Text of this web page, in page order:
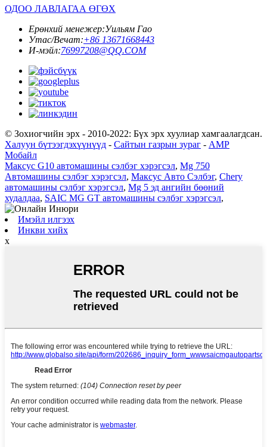
ОДОО ЛАВЛАГАА ӨГӨХ
Ерөнхий менежер:Уильям Гао
Утас/Вечат:+86 13671668443
И-мэйл:76997208@QQ.COM
© Зохиогчийн эрх - 2010-2022: Бүх эрх хуулиар хамгаалагдсан.
Халуун бүтээгдэхүүнүүд - Сайтын газрын зураг - AMP
Мобайл
Максус G10 автомашины сэлбэг хэрэгсэл, Mg 750
Автомашины сэлбэг хэрэгсэл, Максус Авто Сэлбэг, Chery
автомашины сэлбэг хэрэгсэл, Mg 5 эд ангийн бөөний
худалдаа, SAIC MG GT автомашины сэлбэг хэрэгсэл,
Имэйл илгээх
Инкви хийх
x